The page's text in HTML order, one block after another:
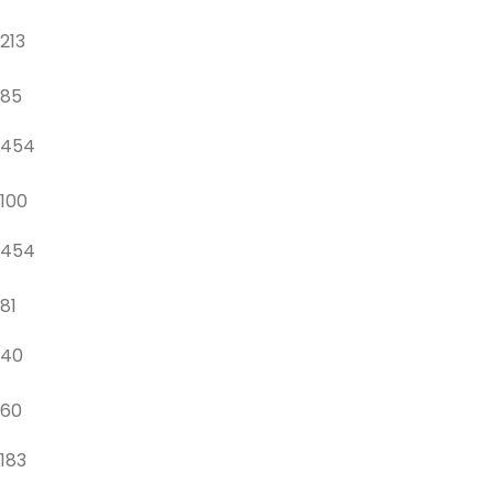
213
85
454
100
454
81
40
60
183